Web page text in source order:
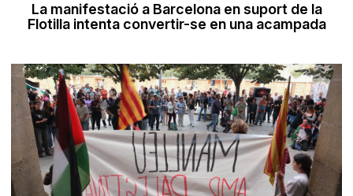
La manifestació a Barcelona en suport de la
Flotilla intenta convertir-se en una acampada